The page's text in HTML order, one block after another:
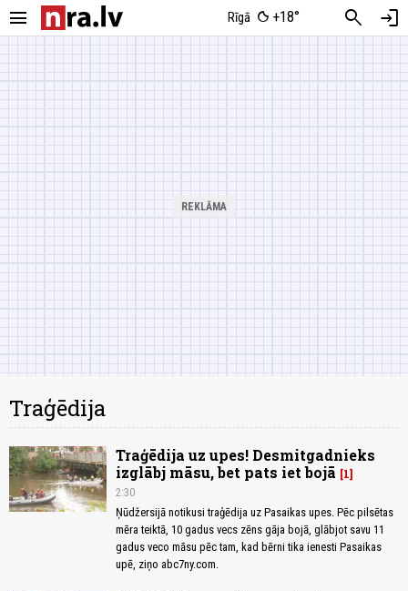
menu Rīgā +18° search login
Traģēdija
Traģēdija uz upes! Desmitgadnieks
izglābj māsu, bet pats iet bojā
1
2:30
Ņūdžersijā notikusi traģēdija uz Pasaikas upes. Pēc pilsētas
mēra teiktā, 10 gadus vecs zēns gāja bojā, glābjot savu 11
gadus veco māsu pēc tam, kad bērni tika ienesti Pasaikas
upē, ziņo abc7ny.com.